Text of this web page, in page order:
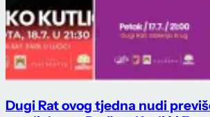
Dugi Rat ovog tjedna nudi